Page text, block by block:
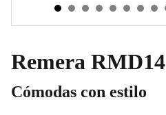
Remera RMD14
Cómodas con estilo